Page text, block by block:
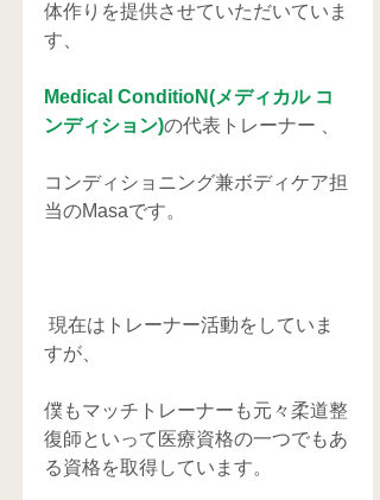
体作りを提供させていただいていま
す、
Medical ConditioN(メディカル コ
ンディション)の代表トレーナー 、
コンディショニング兼ボディケア担
当のMasaです。
すが、
僕もマッチトレーナーも元々柔道整
復師といって医療資格の一つでもあ
る資格を取得しています。